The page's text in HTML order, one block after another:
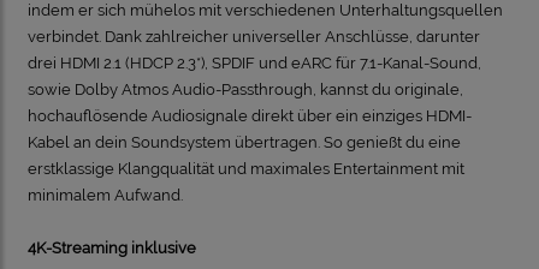
indem er sich mühelos mit verschiedenen Unterhaltungsquellen
verbindet. Dank zahlreicher universeller Anschlüsse, darunter
drei HDMI 2.1 (HDCP 2.3*), SPDIF und eARC für 7.1-Kanal-Sound,
sowie Dolby Atmos Audio-Passthrough, kannst du originale,
hochauflösende Audiosignale direkt über ein einziges HDMI-
Kabel an dein Soundsystem übertragen. So genießt du eine
erstklassige Klangqualität und maximales Entertainment mit
minimalem Aufwand.
4K-Streaming inklusive